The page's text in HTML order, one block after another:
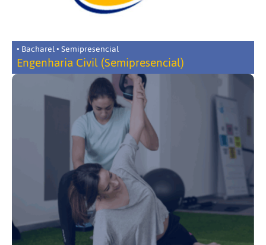
• Bacharel • Semipresencial
Engenharia Civil (Semipresencial)